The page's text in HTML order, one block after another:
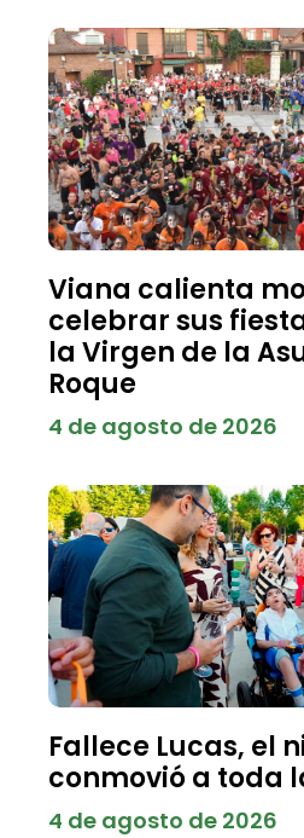
Viana calienta
celebrar sus
la Virgen de la
Roque
4 de agosto de 2026
Fallece Lucas, el
conmovió a toda
4 de agosto de 2026